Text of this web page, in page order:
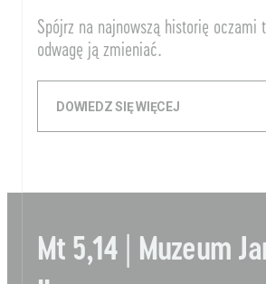
Spójrz na najnowszą historię oczami
odwagę ją zmieniać.
DOWIEDZ SIĘ WIĘCEJ
Mt 5,14 | Muzeum